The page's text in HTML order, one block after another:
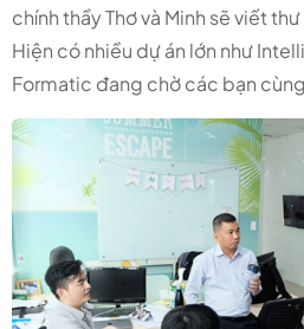
chính thầy Thơ và Minh sẽ viết
Hiện có nhiều dự án lớn như
Formatic đang chờ các bạn